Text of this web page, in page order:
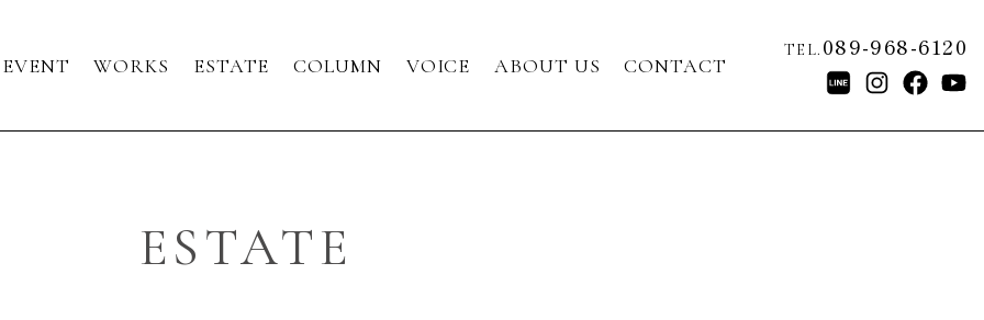
EVENT WORKS ESTATE COLUMN VOICE ABOUT US CONTACT
TEL. 089-968-6120
ESTATE